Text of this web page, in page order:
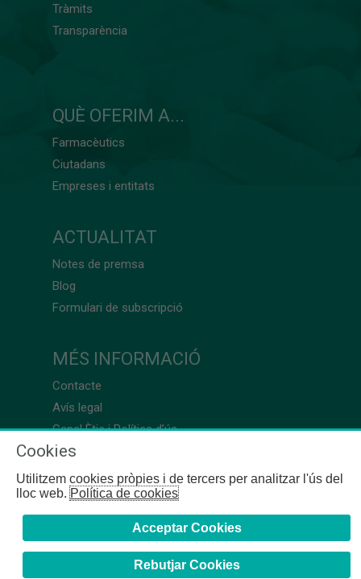
Tràmits
Transparència
QUÈ OFERIM A...
Farmacèutics
Ciutadans
Empreses i entitats
ACTUALITAT
Notes de premsa
Blog
Formulari de subscripció
MÉS INFORMACIÓ
Contacte
Avís legal
Canal Ètic i Política d’ús
Cookies
Utilitzem cookies pròpies i de tercers per analitzar l'ús del
lloc web.Política de cookies
Acceptar Cookies
Rebutjar Cookies